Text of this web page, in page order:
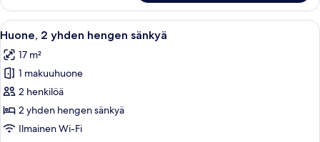
keskisuuri
parisänky
Avaa
kaikki
huonetyypin
Huone,
2
yhden
hengen
Hotellihuone, jossa on kaksi
8
Huone, 2 yhden hengen sänkyä
17 m²
1 makuuhuone
2 henkilöä
2 yhden hengen sänkyä
Ilmainen Wi-Fi